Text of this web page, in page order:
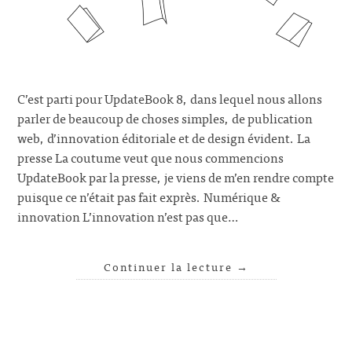
C’est parti pour UpdateBook 8, dans lequel nous allons
parler de beaucoup de choses simples, de publication
web, d’innovation éditoriale et de design évident. La
presse La coutume veut que nous commencions
UpdateBook par la presse, je viens de m’en rendre compte
puisque ce n’était pas fait exprès. Numérique &
innovation L’innovation n’est pas que…
Continuer la lecture →